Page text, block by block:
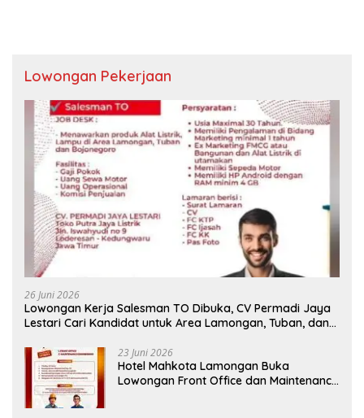
Lowongan Pekerjaan
26 Juni 2026
Lowongan Kerja Salesman TO Dibuka, CV Permadi Jaya
Lestari Cari Kandidat untuk Area Lamongan, Tuban, dan
23 Juni 2026
Hotel Mahkota Lamongan Buka
Lowongan Front Office dan Maintenance